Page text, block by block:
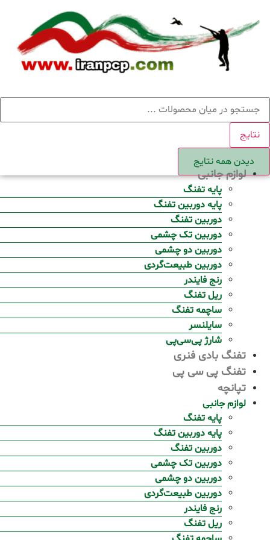
content
جستجو
.
نتایج
دیدن همه نتایج
لوازم جانبی
پایه تفنگ
پایه دوربین تفنگ
دوربین تفنگ
دوربین تک چشمی
دوربین دو چشمی
دوربین طبیعت‌گردی
رنج فایندر
ریل تفنگ
ساچمه تفنگ
سایلنسر
شارژ پی‌سی‌پی
تفنگ بادی فنری
تفنگ پی سی پی
تپانچه
لوازم جانبی
پایه تفنگ
پایه دوربین تفنگ
دوربین تفنگ
دوربین تک چشمی
دوربین دو چشمی
دوربین طبیعت‌گردی
رنج فایندر
ریل تفنگ